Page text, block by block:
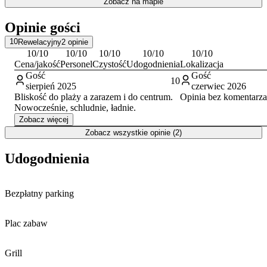
głównych atrakcji regionu. Wystarczy krótki spacer, by dotrzeć na
rozciągają się malownicze tereny Mierzei Wiślanej, a dla
miłośników aktywnego wypoczynku przygotowano ścieżkę
rowerową prowadzącą do Piasków. Warto również odwiedzić
pobliski Port w Krynicy Morskiej oraz wejść na latarnię morską, z
której roztacza się widok na okolicę.
Opinie gości
10Rewelacyjny2 opinie
10/10
Cena/jakość
10/10
Personel
10/10
Czystość
10/10
Udogodnienia
10/10
Lokalizacja
Gość
sierpień 2025
10
Bliskość do plaży a zarazem i do centrum.
Nowocześnie, schludnie, ładnie.
Zobacz więcej
Gość
czerwiec 2026
Opinia bez
Zobacz wszystkie opinie (2)
Udogodnienia
Bezpłatny parking
Plac zabaw
Grill